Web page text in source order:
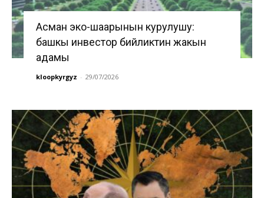
Асман эко-шаарынын курулушу:
башкы инвестор бийликтин жакын
адамы
kloopkyrgyz - 29/07/2026